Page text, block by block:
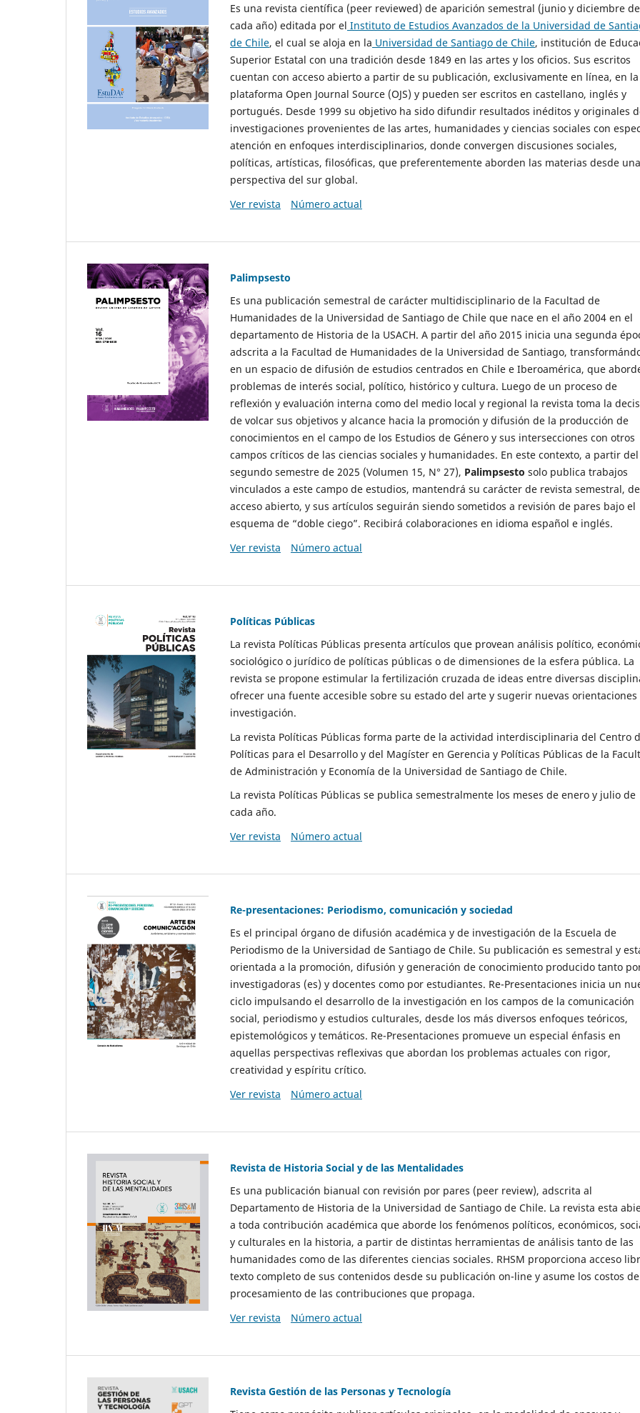
Es una revista científica (peer reviewed) de aparición semestral (junio y diciembre de
cada año) editada por el Instituto de Estudios Avanzados de la Universidad de
de Chile, el cual se aloja en la Universidad de Santiago de Chile, institución de
Superior Estatal con una tradición desde 1849 en las artes y los oficios. Sus escritos
cuentan con acceso abierto a partir de su publicación, exclusivamente en línea, en la
plataforma Open Journal Source (OJS) y pueden ser escritos en castellano, inglés y
portugués. Desde 1999 su objetivo ha sido difundir resultados inéditos y originales
investigaciones provenientes de las artes, humanidades y ciencias sociales con
atención en enfoques interdisciplinarios, donde convergen discusiones sociales,
políticas, artísticas, filosóficas, que preferentemente aborden las materias desde una
perspectiva del sur global.
Ver revista
Número actual
Palimpsesto
Es una publicación semestral de carácter multidisciplinario de la Facultad de
Humanidades de la Universidad de Santiago de Chile que nace en el año 2004 en el
departamento de Historia de la USACH. A partir del año 2015 inicia una segunda
adscrita a la Facultad de Humanidades de la Universidad de Santiago,
en un espacio de difusión de estudios centrados en Chile e Iberoamérica, que
problemas de interés social, político, histórico y cultura. Luego de un proceso de
reflexión y evaluación interna como del medio local y regional la revista toma la
de volcar sus objetivos y alcance hacia la promoción y difusión de la producción de
conocimientos en el campo de los Estudios de Género y sus intersecciones con otros
campos críticos de las ciencias sociales y humanidades. En este contexto, a partir del
segundo semestre de 2025 (Volumen 15, N° 27), Palimpsesto solo publica trabajos
vinculados a este campo de estudios, mantendrá su carácter de revista semestral, de
acceso abierto, y sus artículos seguirán siendo sometidos a revisión de pares bajo el
esquema de “doble ciego”. Recibirá colaboraciones en idioma español e inglés.
Ver revista
Número actual
Políticas Públicas
La revista Políticas Públicas presenta artículos que provean análisis político,
sociológico o jurídico de políticas públicas o de dimensiones de la esfera pública. La
revista se propone estimular la fertilización cruzada de ideas entre diversas
ofrecer una fuente accesible sobre su estado del arte y sugerir nuevas orientaciones
investigación.
La revista Políticas Públicas forma parte de la actividad interdisciplinaria del Centro
Políticas para el Desarrollo y del Magíster en Gerencia y Políticas Públicas de la
de Administración y Economía de la Universidad de Santiago de Chile.
La revista Políticas Públicas se publica semestralmente los meses de enero y julio de
cada año.
Ver revista
Número actual
Re-presentaciones: Periodismo, comunicación y sociedad
Es el principal órgano de difusión académica y de investigación de la Escuela de
Periodismo de la Universidad de Santiago de Chile. Su publicación es semestral y
orientada a la promoción, difusión y generación de conocimiento producido tanto
investigadoras (es) y docentes como por estudiantes. Re-Presentaciones inicia un
ciclo impulsando el desarrollo de la investigación en los campos de la comunicación
social, periodismo y estudios culturales, desde los más diversos enfoques teóricos,
epistemológicos y temáticos. Re-Presentaciones promueve un especial énfasis en
aquellas perspectivas reflexivas que abordan los problemas actuales con rigor,
creatividad y espíritu crítico.
Ver revista
Número actual
Revista de Historia Social y de las Mentalidades
Es una publicación bianual con revisión por pares (peer review), adscrita al
Departamento de Historia de la Universidad de Santiago de Chile. La revista esta
a toda contribución académica que aborde los fenómenos políticos, económicos,
y culturales en la historia, a partir de distintas herramientas de análisis tanto de las
humanidades como de las diferentes ciencias sociales. RHSM proporciona acceso
texto completo de sus contenidos desde su publicación on-line y asume los costos de
procesamiento de las contribuciones que propaga.
Ver revista
Número actual
Revista Gestión de las Personas y Tecnología